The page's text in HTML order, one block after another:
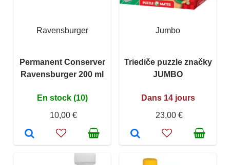
Ravensburger
Permanent Conserver
Ravensburger 200 ml
En stock (10)
10,00 €
Jumbo
Triediče puzzle značky
JUMBO
Dans 14 jours
23,00 €